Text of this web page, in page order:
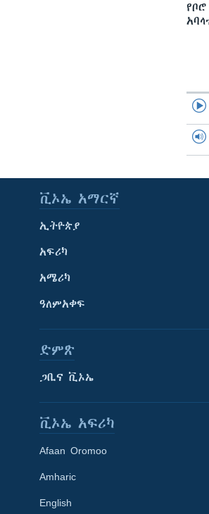
Learning English
ቪኦኤ አማርኛ
ኢትዮጵያ
አፍሪካ
አሜሪካ
ዓለምአቀፍ
ድምጽ
ጋቢና ቪኦኤ
ቪኦኤ አፍሪካ
Afaan Oromoo
Amharic
English